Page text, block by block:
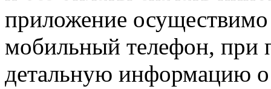
приложение
мобильный телефон, при
детальную информацию о